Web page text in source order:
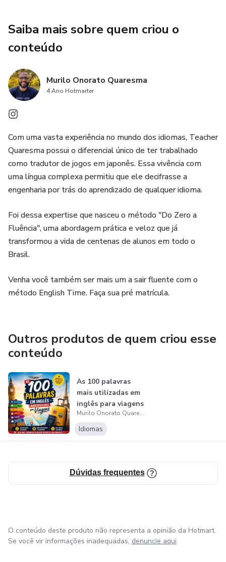
como aplicar cada termo com confiança e naturalidade.
argumentação em reuniões e sua eficácia ao redigir
documentos formais, utilizando o vocabulário que os
gestores de alto nível dominam.
No ambiente corporativo globalizado, a precisão da
linguagem é uma ferramenta de poder. Este guia é o
atalho para reduzir o tempo de hesitação e aumentar o seu
valor percebido, permitindo que você se destaque, assuma
contatos sólida.
Seja a voz que lidera, não apenas a que acompanha.
Saiba mais sobre quem criou o
conteúdo
Murilo Onorato Quaresma
4 Ano Hotmarter
Com uma vasta experiência no mundo dos idiomas, Teacher
Quaresma possui o diferencial único de ter trabalhado
como tradutor de jogos em japonês. Essa vivência com
uma língua complexa permitiu que ele decifrasse a
engenharia por trás do aprendizado de qualquer idioma.
Foi dessa expertise que nasceu o método "Do Zero a
Fluência", uma abordagem prática e veloz que já
transformou a vida de centenas de alunos em todo o
Brasil.
Venha você também ser mais um a sair fluente com o
método English Time. Faça sua pré matrícula.
Outros produtos de quem criou esse
conteúdo
As 100 palavras
mais utilizadas em
inglês para viagens
Murilo Onorato Quaresma
Idiomas
Dúvidas frequentes
O conteúdo deste produto não representa a opinião da Hotmart.
Se você vir informações inadequadas, denuncie aqui